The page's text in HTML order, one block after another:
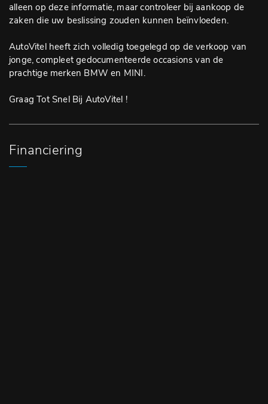
alleen op deze informatie, maar controleer bij aankoop de
zaken die uw beslissing zouden kunnen beïnvloeden.
AutoVitel heeft zich volledig toegelegd op de verkoop van
jonge, compleet gedocumenteerde occasions van de
prachtige merken BMW en MINI.
Graag Tot Snel Bij AutoVitel !
Financiering